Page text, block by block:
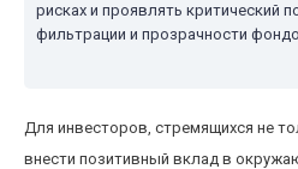
рисках и проявлять критический
фильтрации и прозрачности
Для инвесторов, стремящихся не
внести позитивный вклад в